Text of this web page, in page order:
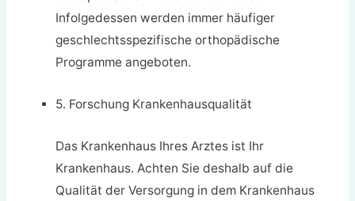
Infolgedessen werden immer häufiger
geschlechtsspezifische orthopädische
Programme angeboten.
5. Forschung Krankenhausqualität
Das Krankenhaus Ihres Arztes ist Ihr
Krankenhaus. Achten Sie deshalb auf die
Qualität der Versorgung in dem Krankenhaus